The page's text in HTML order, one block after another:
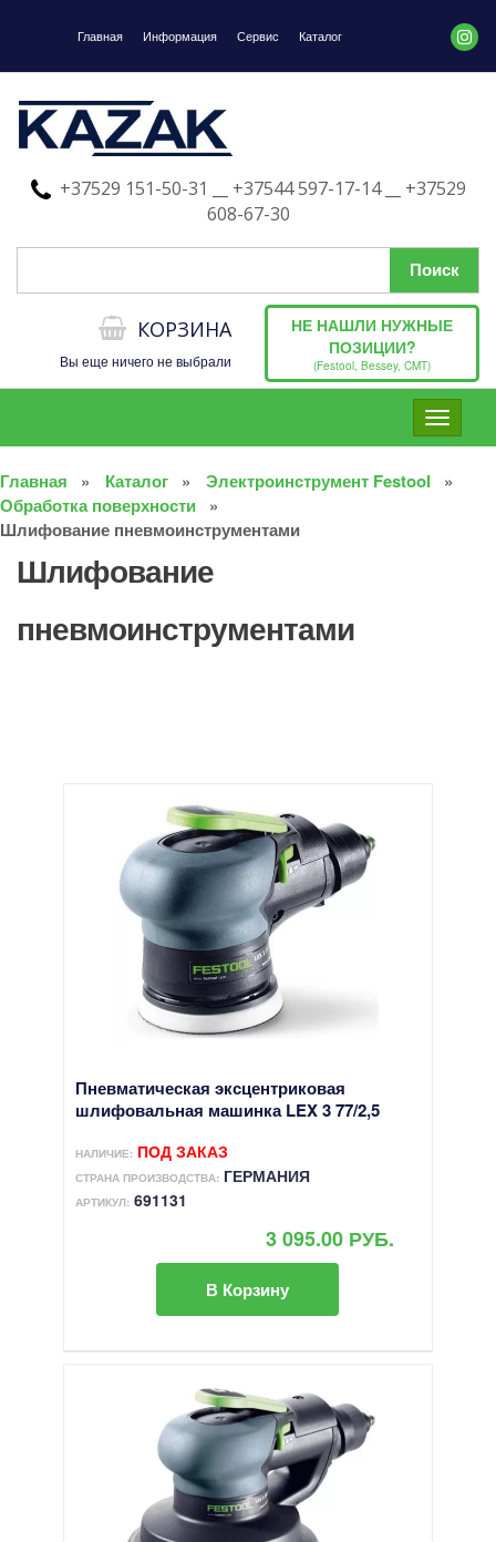
Главная Информация Сервис Каталог
+37529 151-50-31 __ +37544 597-17-14 __ +37529
608-67-30
КОРЗИНА
Вы еще ничего не выбрали
НЕ НАШЛИ НУЖНЫЕ
ПОЗИЦИИ?
(Festool, Bessey, CMT)
Toggle
Главная Каталог
Электроинструмент Festool
Обработка поверхности
Шлифование пневмоинструментами
Шлифование
пневмоинструментами
Пневматическая эксцентриковая
шлифовальная машинка LEX 3 77/2,5
НАЛИЧИЕ: ПОД ЗАКАЗ
СТРАНА ПРОИЗВОДСТВА:ГЕРМАНИЯ
АРТИКУЛ:691131
3 095.00 РУБ.
В Корзину